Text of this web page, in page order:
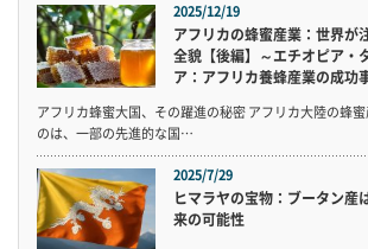
2025/12/19
アフリカの蜂蜜産業：世界が
全貌【後編】～エチオピア・
ア：アフリカ養蜂産業の成功
アフリカ蜂蜜大国、その躍進の秘密 アフリカ大陸の蜂
のは、一部の先進的な国…
2025/7/29
ヒマラヤの宝物：ブータン産
来の可能性